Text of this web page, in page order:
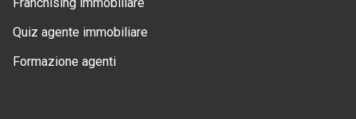
Franchising immobiliare
Quiz agente immobiliare
Formazione agenti